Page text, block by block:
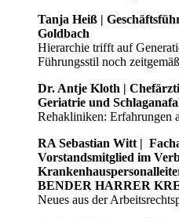
Tanja Heiß |
Goldbach
Hierarchie trifft auf
Führungsstil noch
Dr. Antje Kloth |
Geriatrie und
Rehakliniken: Erfahrungen
RA Sebastian Witt |
Vorstandsmitglied im
BENDER HARRER
Neues aus der